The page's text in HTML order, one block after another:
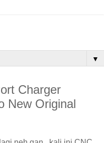
▼
Charger
New Original